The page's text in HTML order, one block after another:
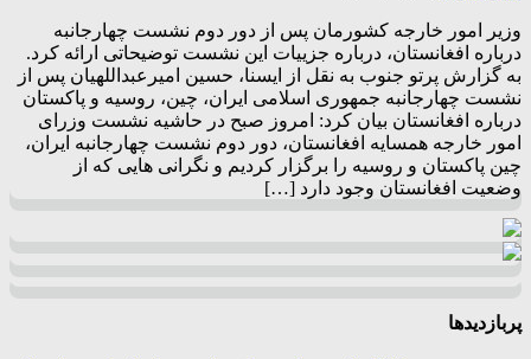
وزیر امور خارجه کشورمان پس از دور دوم نشست چهارجانبه
درباره افغانستان، درباره جزییات این نشست توضیحاتی ارائه کرد.
به گزارش پرتو جنوب به نقل از ایسنا، حسین امیرعبداللهیان پس از
نشست چهارجانبه جمهوری اسلامی ایران، چین، روسیه و پاکستان
درباره افغانستان بیان کرد: امروز صبح در حاشیه نشست وزرای
امور خارجه همسایه افغانستان، دور دوم نشست چهارجانبه ایران،
چین پاکستان و روسیه را برگزار کردیم و نگرانی هایی که از
وضعیت افغانستان وجود دارد […]
پربازدیدها